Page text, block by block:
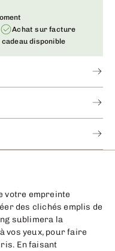
Achat sur facture
cadeau disponible
votre empreinte
des clichés emplis de
sublimera la
vos yeux, pour faire
En faisant